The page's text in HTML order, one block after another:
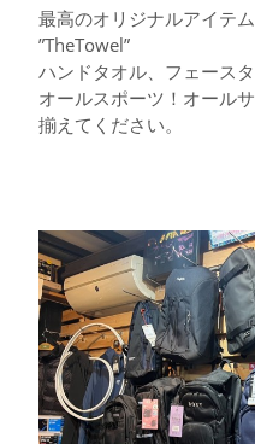
最高のオリジナルアイテム
”TheTowel”
ハンドタオル、フェース
オールスポーツ！オール
揃えてください。